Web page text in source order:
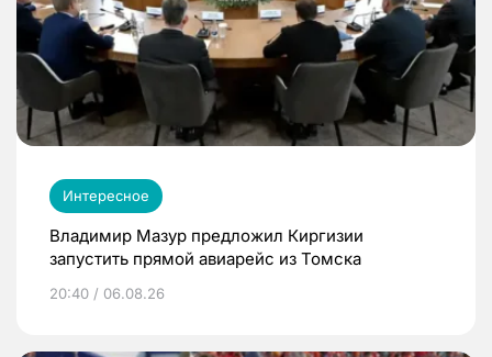
Интересное
Владимир Мазур предложил Киргизии
запустить прямой авиарейс из Томска
20:40 / 06.08.26